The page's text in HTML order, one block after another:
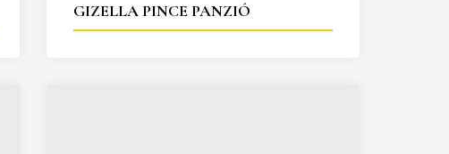
GIZELLA PINCE PANZIÓ